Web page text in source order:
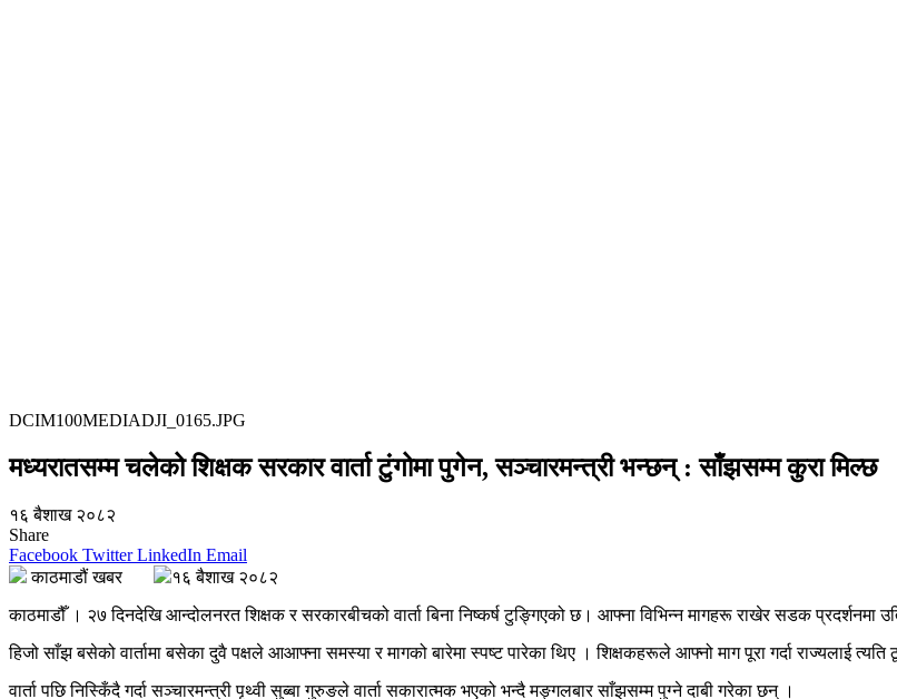
DCIM100MEDIADJI_0165.JPG
मध्यरातसम्म चलेको शिक्षक सरकार वार्ता टुंगोमा पुगेन, सञ्चारमन्त्री भन्छन् : साँझसम्म कुरा मिल्छ
१६ बैशाख २०८२
Share
Facebook Twitter LinkedIn Email
काठमाडौं खबर
१६ बैशाख २०८२
काठमाडौँ । २७ दिनदेखि आन्दोलनरत शिक्षक र सरकारबीचको वार्ता बिना निष्कर्ष टुङ्गिएको छ। आफ्ना विभिन्न मागहरू राखेर सडक प्रदर्शनमा
हिजो साँझ बसेको वार्तामा बसेका दुवै पक्षले आआफ्ना समस्या र मागको बारेमा स्पष्ट पारेका थिए । शिक्षकहरूले आफ्नो माग पूरा गर्दा राज्यलाई
वार्ता पछि निस्किँदै गर्दा सञ्चारमन्त्री पृथ्वी सुब्बा गुरुङले वार्ता सकारात्मक भएको भन्दै मङ्गलबार साँझसम्म पुग्ने दाबी गरेका छन् ।